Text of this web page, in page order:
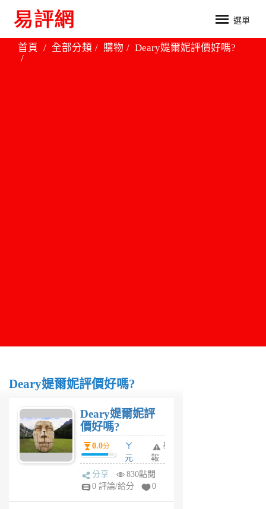
選單
首頁 全部分類 購物 Deary媞爾妮評價好嗎?
Deary媞爾妮評價好嗎?
Deary媞爾妮評
價好嗎?
0.0分
ㄚ
元
6
年
舉
報
分享
830點閱
0 評論/給分
0